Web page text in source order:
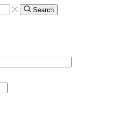
Search